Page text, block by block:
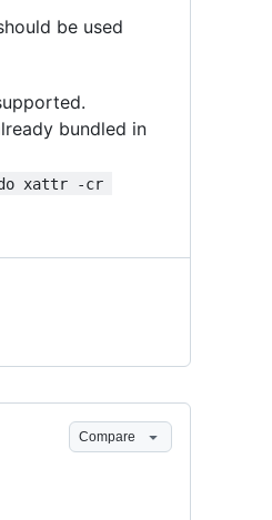
be used
bundled in
xattr -cr
Compare